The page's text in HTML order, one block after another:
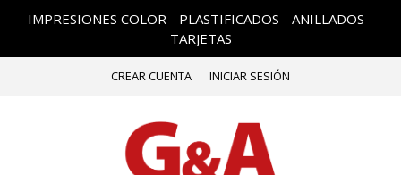
IMPRESIONES COLOR - PLASTIFICADOS - ANILLADOS -
TARJETAS
CREAR CUENTA INICIAR SESIÓN